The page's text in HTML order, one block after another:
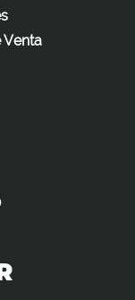
Venta